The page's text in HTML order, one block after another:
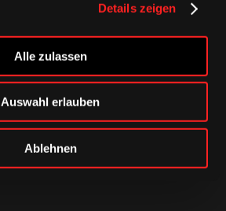
Details zeigen
Alle zulassen
Auswahl erlauben
Ablehnen